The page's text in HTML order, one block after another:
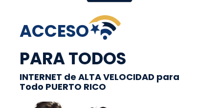
ACCESO
PARA TODOS
INTERNET de ALTA VELOCIDAD para
Todo PUERTO RICO